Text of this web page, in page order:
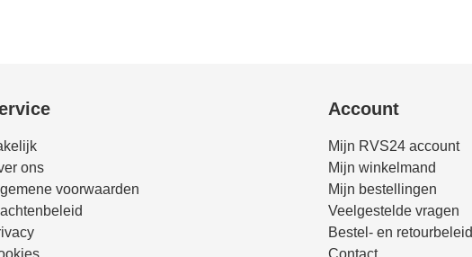
ons
voorwaarden
Account
Mijn RVS24 account
Mijn winkelmand
Mijn bestellingen
Veelgestelde vragen
Bestel- en retourbeleid
Contact